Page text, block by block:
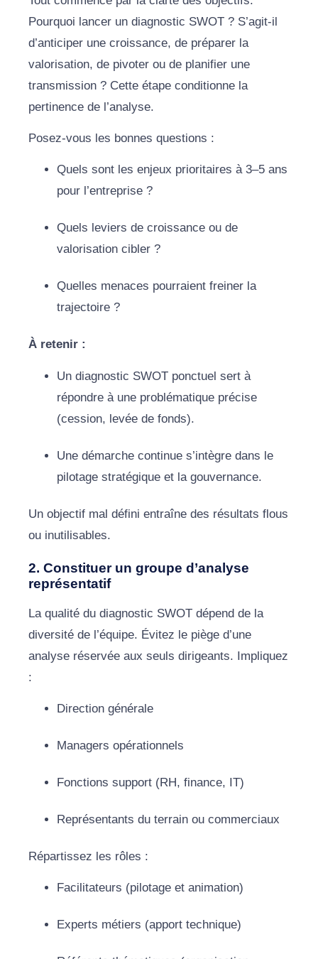
Pourquoi lancer un diagnostic SWOT ? S’agit-il
d’anticiper une croissance, de préparer la
valorisation, de pivoter ou de planifier une
transmission ? Cette étape conditionne la
pertinence de l’analyse.
Posez-vous les bonnes questions :
Quels sont les enjeux prioritaires à 3–5 ans
pour l’entreprise ?
Quels leviers de croissance ou de
valorisation cibler ?
Quelles menaces pourraient freiner la
trajectoire ?
À retenir :
Un diagnostic SWOT ponctuel sert à
répondre à une problématique précise
(cession, levée de fonds).
Une démarche continue s’intègre dans le
pilotage stratégique et la gouvernance.
Un objectif mal défini entraîne des résultats flous
ou inutilisables.
2. Constituer un groupe d’analyse
représentatif
La qualité du diagnostic SWOT dépend de la
diversité de l’équipe. Évitez le piège d’une
analyse réservée aux seuls dirigeants. Impliquez
:
Direction générale
Managers opérationnels
Fonctions support (RH, finance, IT)
Représentants du terrain ou commerciaux
Répartissez les rôles :
Facilitateurs (pilotage et animation)
Experts métiers (apport technique)